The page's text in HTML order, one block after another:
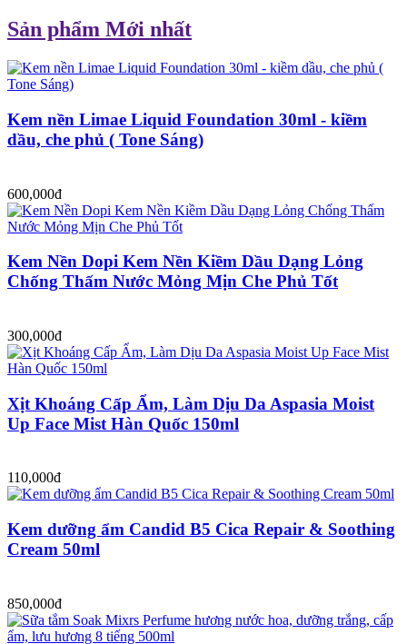
Sản phẩm Mới nhất
Kem nền Limae Liquid Foundation 30ml - kiềm
dầu, che phủ ( Tone Sáng)
600,000đ
Kem Nền Dopi Kem Nền Kiềm Dầu Dạng Lỏng
Chống Thấm Nước Mỏng Mịn Che Phủ Tốt
300,000đ
Xịt Khoáng Cấp Ẩm, Làm Dịu Da Aspasia Moist
Up Face Mist Hàn Quốc 150ml
110,000đ
Kem dưỡng ẩm Candid B5 Cica Repair & Soothing
Cream 50ml
850,000đ